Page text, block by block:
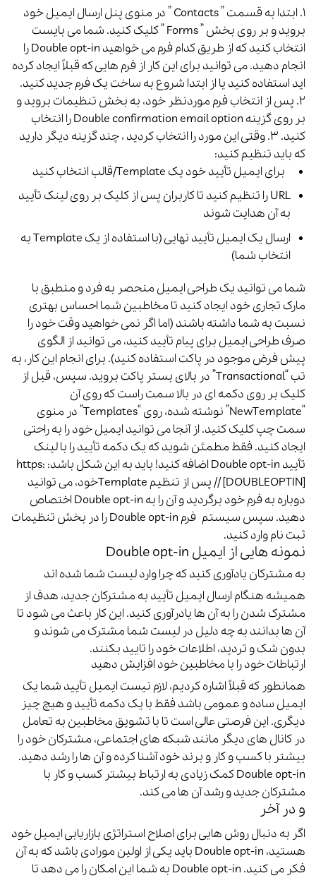
۱. ابتدا به قسمت ” Contacts ” در منوی پنل ارسال ایمیل خود
بروید و بر روی بخش ” Forms ” کلیک کنید. شما می بایست
انتخاب کنید که از طریق کدام فرم می خواهید Double opt-inرا
انجام دهید. می توانید برای این کار از فرم هایی که قبلاً ایجاد کرده
اید استفاده کنید یا از ابتدا شروع به ساخت یک فرم جدید کنید.
۲. پس از انتخاب فرم موردنظر خود، به بخش تنظیمات بروید و
بر روی گزینه Double confirmation email option را انتخاب
کنید.
۳. وقتی این مورد را انتخاب کردید ، چند گزینه دیگر دارید
که باید تنظیم کنید:
برای ایمیل تأیید خود یک Template/قالب انتخاب کنید
URL را تنظیم کنید تا کاربران پس از کلیک بر روی لینک تأیید
به آن هدایت شوند
ارسال یک ایمیل تأیید نهایی (با استفاده از یک Template به
انتخاب شما)
شما می توانید یک طراحی ایمیل منحصر به فرد و منطبق با
مارک تجاری خود ایجاد کنید تا مخاطبین شما احساس بهتری
نسبت به شما داشته باشند (اما اگر نمی خواهید وقت خود را
صرف طراحی ایمیل برای پیام تأیید کنید، می توانید از الگوی
پیش فرض موجود در پاکت استفاده کنید). برای انجام این کار، به
تب “Transactional” در بالای بستر پاکت بروید. سپس، قبل از
کلیک بر روی دکمه ای در بالا سمت راست که روی آن
“NewTemplate” نوشته شده، روی “Templates” در منوی
سمت چپ کلیک کنید. از آنجا می توانید ایمیل خود را به راحتی
ایجاد کنید. فقط مطمئن شوید که یک دکمه تأیید را با لینک
تأیید Double opt-in اضافه کنید!
باید به این شکل باشد: https:
// [DOUBLEOPTIN]
پس از تنظیم Templateخود، می توانید
دوباره به فرم خود برگردید و آن را به Double opt-in اختصاص
دهید. سپس
سیستم فرم Double opt-in را در بخش تنظیمات
ثبت نام وارد کنید.
نمونه هایی از ایمیل Double opt-in
به مشترکان یادآوری کنید که چرا وارد لیست شما شده اند
همیشه هنگام ارسال ایمیل تأیید به مشترکان جدید، هدف از
مشترک شدن را به آن ها یادرآوری کنید. این کار باعث می شود تا
آن ها بدانند به چه دلیل در لیست شما مشترک می شوند و
بدون شک و تردید، اطلاعات خود را تایید بکنند.
ارتباطات خود را با مخاطبین خود افزایش دهید
همانطور که قبلاً اشاره کردیم، لازم نیست ایمیل تأیید شما یک
ایمیل ساده و عمومی باشد فقط با یک دکمه تأیید و هیچ چیز
دیگری. این فرصتی عالی است تا با تشویق مخاطبین به تعامل
در کانال های دیگر مانند شبکه های اجتماعی، مشترکان خود را
بیشتر با کسب و کار و برند خود آشنا کرده و آن ها را رشد دهید.
Double opt-in کمک زیادی به ارتباط بیشتر کسب و کار با
مشترکان جدید و رشد آن ها می کند.
و در آخر
اگر به دنبال روش هایی برای اصلاح استراتژی بازاریابی ایمیل خود
هستید، Double opt-in باید یکی از اولین مورادی باشد که به آن
فکر می کنید. Double opt-in ب ه شما این امکان را می دهد تا